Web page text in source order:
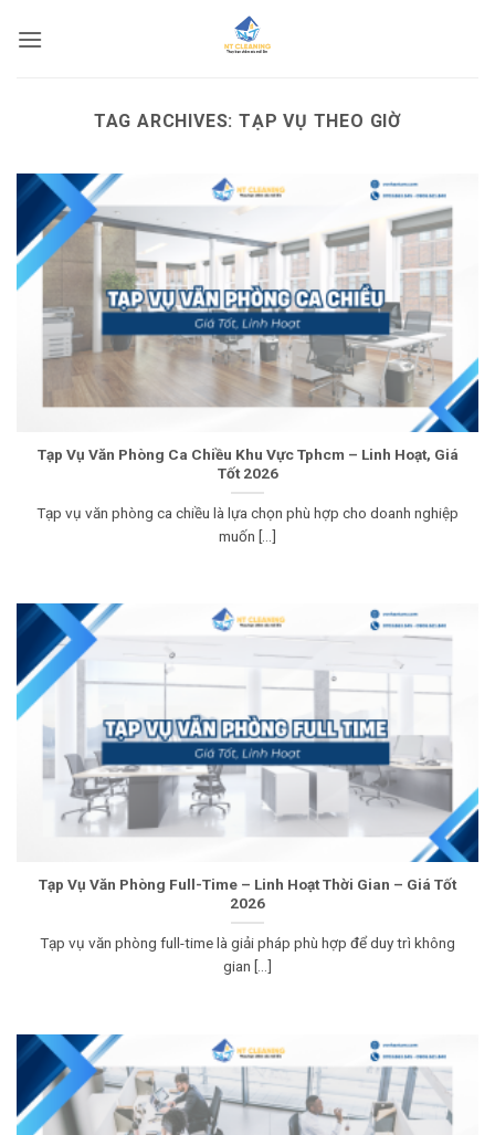
TAG ARCHIVES:TẠP VỤ THEO GIỜ
Tạp Vụ Văn Phòng Ca Chiều Khu Vực Tphcm – Linh Hoạt, Giá
Tốt 2026
Tạp vụ văn phòng ca chiều là lựa chọn phù hợp cho doanh nghiệp
muốn [...]
Tạp Vụ Văn Phòng Full-Time – Linh Hoạt Thời Gian – Giá Tốt
2026
Tạp vụ văn phòng full-time là giải pháp phù hợp để duy trì không
gian [...]